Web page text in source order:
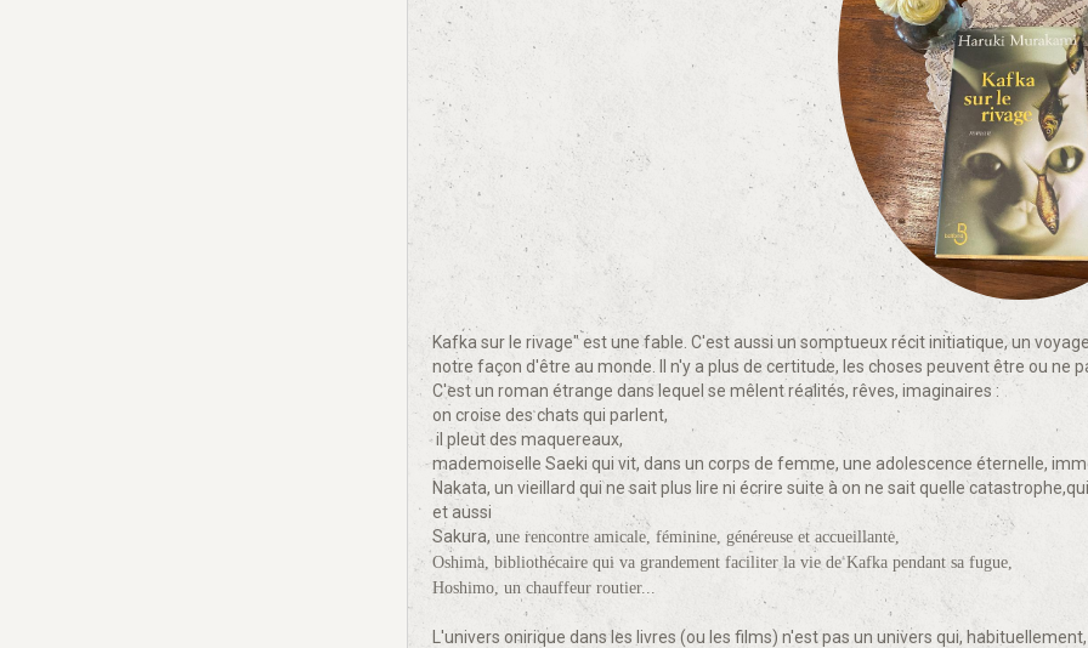
Kafka sur le rivage" est une fable. C'est aussi un somptueux récit initiatique, un
notre façon d'être au monde. Il n'y a plus de certitude, les choses peuvent être ou ne
C'est un roman étrange dans lequel se mêlent réalités, rêves, imaginaires :
on croise des chats qui parlent,
il pleut des maquereaux,
mademoiselle Saeki qui vit, dans un corps de femme, une adolescence éternelle,
Nakata, un vieillard qui ne sait plus lire ni écrire suite à on ne sait quelle
et aussi
Sakura, une rencontre amicale, féminine, généreuse et accueillante,
Oshima, bibliothécaire qui va grandement faciliter la vie de Kafka pendant sa fugue,
Hoshimo, un chauffeur routier...
L'univers onirique dans les livres (ou les films) n'est pas un univers qui,